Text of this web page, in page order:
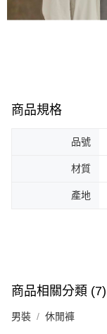
商品規格
品號
材質
產地
商品相關分類 (7)
男裝 休閒褲